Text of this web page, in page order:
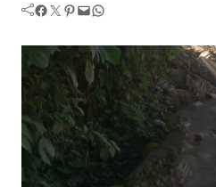
Facebook Twitter Pinterest Mail WhatsApp